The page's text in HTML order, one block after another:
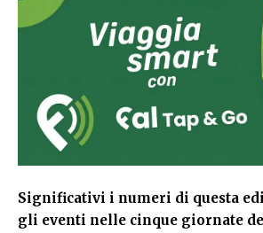
Significativi i numeri di questa
gli eventi nelle cinque giornate